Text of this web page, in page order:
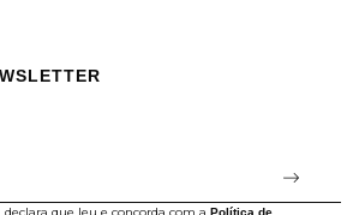
que leu e concorda com a Política de